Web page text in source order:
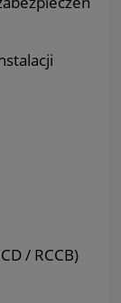
/ RCCB)